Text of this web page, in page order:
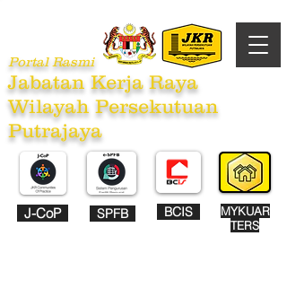
Portal Rasmi
Jabatan Kerja Raya
Wilayah Persekutuan
Putrajaya
J-CoP
MYKUAR
TERS
SPFB BCIS